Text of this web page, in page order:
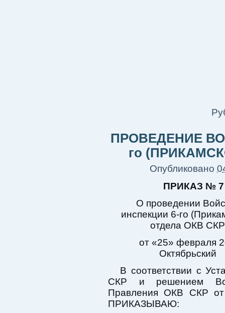
ПРОВЕДЕНИЕ
го
Опубликовано
ПРИКАЗ № 7
О проведении
инспекции 6-го
отдела ОКВ СКР
от «25» февраля
Октябрьский
В соответствии с
СКР и решением
Правления ОКВ СКР от
ПРИКАЗЫВАЮ: